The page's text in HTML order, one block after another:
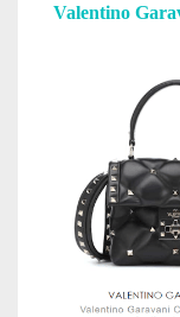
Valentino